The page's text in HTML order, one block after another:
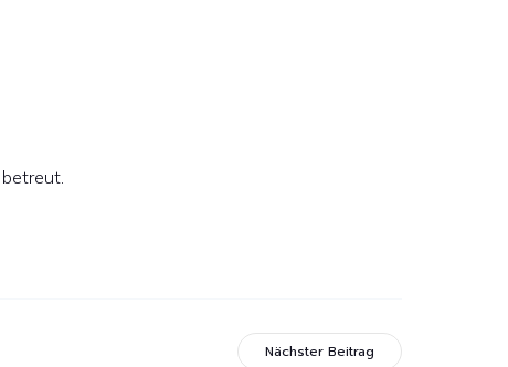
Nächster Beitrag